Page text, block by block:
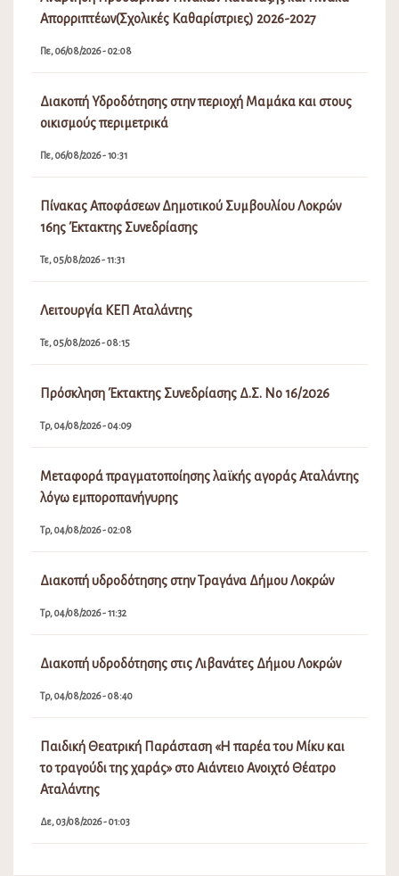
Απορριπτέων(Σχολικές Καθαρίστριες) 2026-2027
Πε, 06/08/2026 - 02:08
Διακοπή Υδροδότησης στην περιοχή Μαμάκα και στους
οικισμούς περιμετρικά
Πε, 06/08/2026 - 10:31
Πίνακας Αποφάσεων Δημοτικού Συμβουλίου Λοκρών
16ης Έκτακτης Συνεδρίασης
Τε, 05/08/2026 - 11:31
Λειτουργία ΚΕΠ Αταλάντης
Τε, 05/08/2026 - 08:15
Πρόσκληση Έκτακτης Συνεδρίασης Δ.Σ. Νο 16/2026
Τρ, 04/08/2026 - 04:09
Μεταφορά πραγματοποίησης λαϊκής αγοράς Αταλάντης
λόγω εμποροπανήγυρης
Τρ, 04/08/2026 - 02:08
Διακοπή υδροδότησης στην Τραγάνα Δήμου Λοκρών
Τρ, 04/08/2026 - 11:32
Διακοπή υδροδότησης στις Λιβανάτες Δήμου Λοκρών
Τρ, 04/08/2026 - 08:40
Παιδική Θεατρική Παράσταση «Η παρέα του Μίκυ και
το τραγούδι της χαράς» στο Αιάντειο Ανοιχτό Θέατρο
Αταλάντης
Δε, 03/08/2026 - 01:03